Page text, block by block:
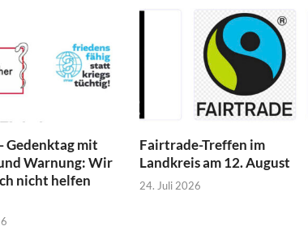
Gedenktag mit
Warnung: Wir
nicht helfen
Fairtrade-Treffen im
Landkreis am 12. August
24. Juli 2026